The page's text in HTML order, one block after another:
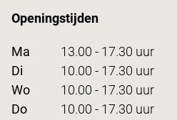
Openingstijden
Ma
13.00 - 17.30 uur
Di
10.00 - 17.30 uur
Wo
10.00 - 17.30 uur
Do
10.00 - 17.30 uur